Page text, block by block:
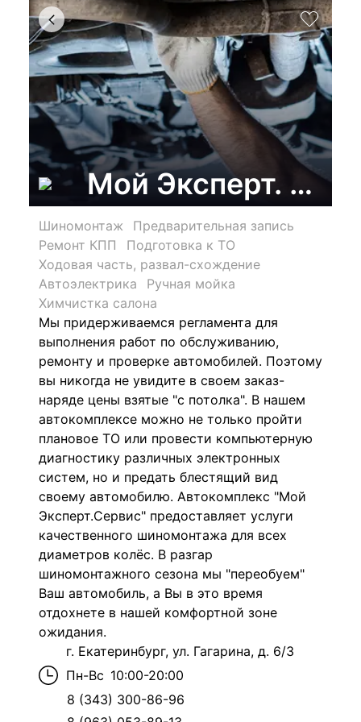
Мой Эксперт.
Шиномонтаж
Предварительная запись
Ремонт КПП
Подготовка к ТО
Ходовая часть, развал-схождение
Автоэлектрика
Ручная мойка
Химчистка салона
Мы придерживаемся регламента для
выполнения работ по обслуживанию,
ремонту и проверке автомобилей. Поэтому
вы никогда не увидите в своем заказ-
наряде цены взятые "с потолка". В нашем
автокомплексе можно не только пройти
плановое ТО или провести компьютерную
диагностику различных электронных
систем, но и предать блестящий вид
своему автомобилю. Автокомплекс "Мой
Эксперт.Сервис" предоставляет услуги
качественного шиномонтажа для всех
диаметров колёс. В разгар
шиномонтажного сезона мы "переобуем"
Ваш автомобиль, а Вы в это время
отдохнете в нашей комфортной зоне
ожидания.
г. Екатеринбург, ул. Гагарина, д. 6/3
Пн-Вс 10:00-20:00
8 (343) 300-86-96